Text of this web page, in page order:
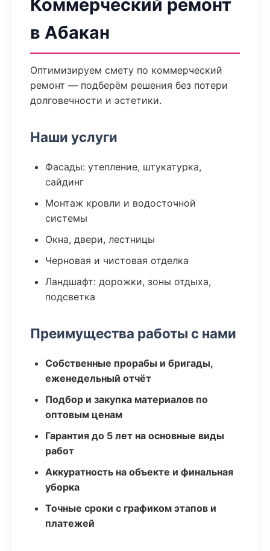
Коммерческий ремонт
в Абакан
Оптимизируем смету по коммерческий
ремонт — подберём решения без потери
долговечности и эстетики.
Наши услуги
Фасады: утепление, штукатурка,
сайдинг
Монтаж кровли и водосточной
системы
Окна, двери, лестницы
Черновая и чистовая отделка
Ландшафт: дорожки, зоны отдыха,
подсветка
Преимущества работы с нами
Собственные прорабы и бригады,
еженедельный отчёт
Подбор и закупка материалов по
оптовым ценам
Гарантия до 5 лет на основные виды
работ
Аккуратность на объекте и финальная
уборка
Точные сроки с графиком этапов и
платежей